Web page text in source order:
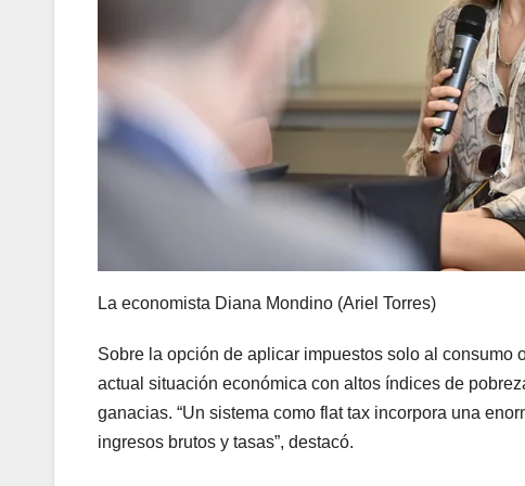
La economista Diana Mondino (Ariel Torres)
Sobre la opción de aplicar impuestos solo al
actual situación económica con altos índices de
ganacias. “Un sistema como flat tax incorpora una
ingresos brutos y tasas”, destacó.